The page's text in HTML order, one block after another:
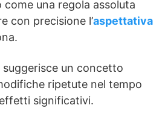
una regola assoluta
con precisione l’aspettativa
un concetto
ripetute nel tempo
significativi.